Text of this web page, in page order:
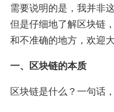
需要说明的是，我并非
但是仔细地了解区块链
和不准确的地方，欢迎大
一、区块链的本质
区块链是什么？一句话